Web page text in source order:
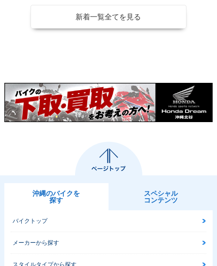
新着一覧全てを見る
沖縄のバイクを
探す
スペシャル
コンテンツ
バイクトップ
メーカーから探す
スタイルタイプから探す